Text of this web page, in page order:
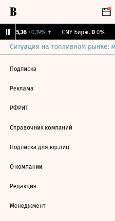
115,36 +0,19%↑ CNY Бирж. 0 0%
Ситуация на топливном рынке:
Подписка
Реклама
РФРИТ
Справочник компаний
Подписка для юр.лиц
О компании
Редакция
Менеджмент